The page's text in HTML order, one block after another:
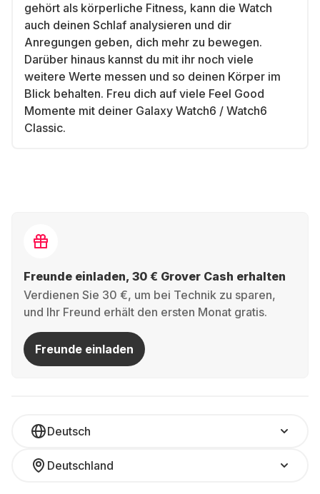
gehört als körperliche Fitness, kann die Watch
auch deinen Schlaf analysieren und dir
Anregungen geben, dich mehr zu bewegen.
Darüber hinaus kannst du mit ihr noch viele
weitere Werte messen und so deinen Körper im
Blick behalten. Freu dich auf viele Feel Good
Momente mit deiner Galaxy Watch6 / Watch6
Classic.
Freunde einladen, 30 € Grover Cash erhalten
Verdienen Sie 30 €, um bei Technik zu sparen,
und Ihr Freund erhält den ersten Monat gratis.
Freunde einladen
Deutsch
Deutschland